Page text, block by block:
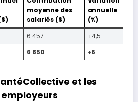
moyenne des
salariés ($)
annuelle
(%)
6 457
+4,5
6 850 +6
et les